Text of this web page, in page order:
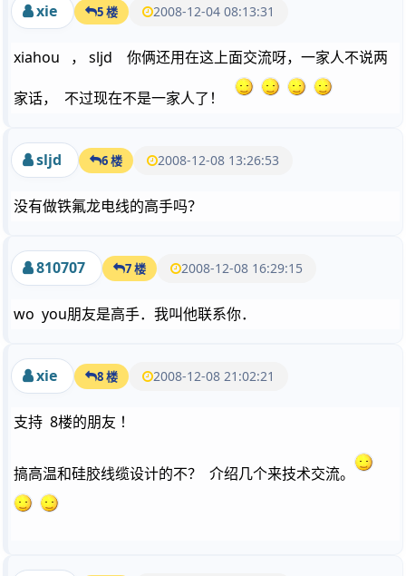
xie 5 楼 2008-12-04 08:13:31
xiahou ， sljd 你俩还用在这上面交流呀，一家人不说两
家话， 不过现在不是一家人了！
sljd 6 楼 2008-12-08 13:26:53
没有做铁氟龙电线的高手吗？
810707 7 楼 2008-12-08 16:29:15
wo you朋友是高手．我叫他联系你．
xie 8 楼 2008-12-08 21:02:21
支持 8楼的朋友 ！
搞高温和硅胶线缆设计的不？ 介绍几个来技术交流。